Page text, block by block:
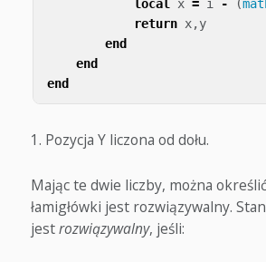
local x = i - (
return x,y
end
end
end
Pozycja Y liczona od dołu.
Mając te dwie liczby, można
łamigłówki jest rozwiązywalny.
jestrozwiązywalny, jeśli: